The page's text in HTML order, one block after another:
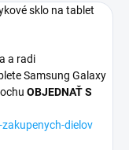
sklo na tablet
a radi
Samsung Galaxy
OBJEDNAŤ S
dielov